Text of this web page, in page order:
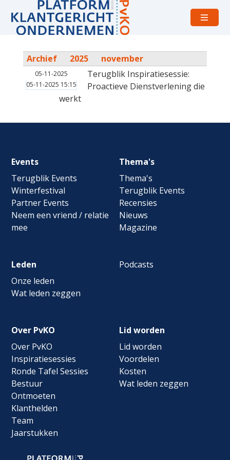
Open
Archief 2025 november
05-11-2025
05-11-2025 15:15
Terugblik Inspiratiesessie:
Proactieve Dienstverlening die
werkt
Footer
navigation
Events
Terugblik Events
Winterfestival
Partner Events
Neem een vriend / relatie
mee
Thema's
Thema's
Terugblik Events
Recensies
Nieuws
Magazine
Leden
Onze leden
Wat leden zeggen
Podcasts
Over PvKO
Over PvKO
Inspiratiesessies
Ronde Tafel Sessies
Bestuur
Ontmoeten
Klanthelden
Team
Jaarstukken
Lid worden
Lid worden
Voordelen
Kosten
Wat leden zeggen